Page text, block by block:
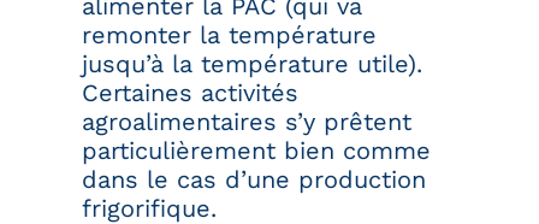
alimenter la PAC (qui va
remonter la température
jusqu’à la température utile).
Certaines activités
agroalimentaires s’y prêtent
particulièrement bien comme
dans le cas d’une production
frigorifique.